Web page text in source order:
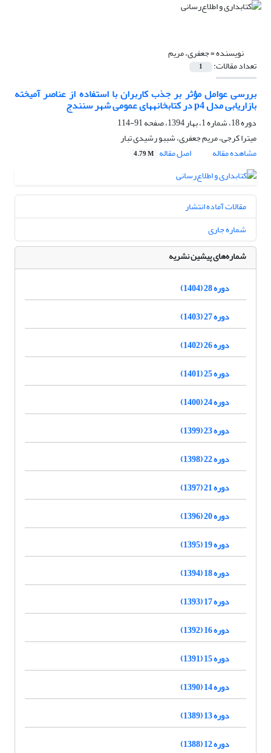
نویسنده =جعفری، مریم
تعداد مقالات: 1
بررسی عوامل مؤثر بر جذب کاربران با استفاده از عناصر آمیخته
بازاریابی مدل p4 در کتابخانه‏های عمومی شهر سنندج
دوره 18، شماره 1، بهار 1394، صفحه
91-114
میترا کرجی، مریم جعفری، شببو رشیدی تبار
مشاهده مقاله
اصل مقاله 4.79 M
مقالات آماده انتشار
شماره جاری
شماره‌های پیشین نشریه
دوره 28 (1404)
دوره 27 (1403)
دوره 26 (1402)
دوره 25 (1401)
دوره 24 (1400)
دوره 23 (1399)
دوره 22 (1398)
دوره 21 (1397)
دوره 20 (1396)
دوره 19 (1395)
دوره 18 (1394)
دوره 17 (1393)
دوره 16 (1392)
دوره 15 (1391)
دوره 14 (1390)
دوره 13 (1389)
دوره 12 (1388)